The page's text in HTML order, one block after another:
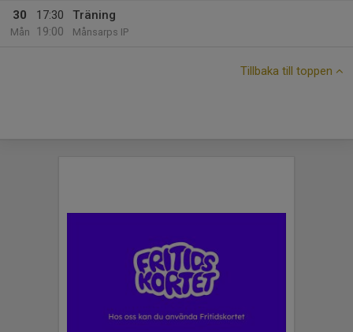
30
Mån
17:30
19:00
Träning
Månsarps IP
Tillbaka till toppen